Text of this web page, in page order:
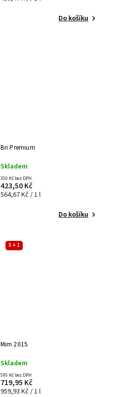
Do košíku
Bri Premium
Skladem
350 Kč bez DPH
423,50 Kč
564,67 Kč / 1 l
Do košíku
5 + 1
Mim 2015
Skladem
595 Kč bez DPH
719,95 Kč
959,93 Kč / 1 l